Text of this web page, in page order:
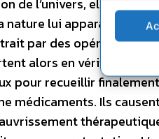
de l’univers, elle ne
nature lui apparaît
par des opérations
alors en véritables
pour recueillir
médicaments. Ils